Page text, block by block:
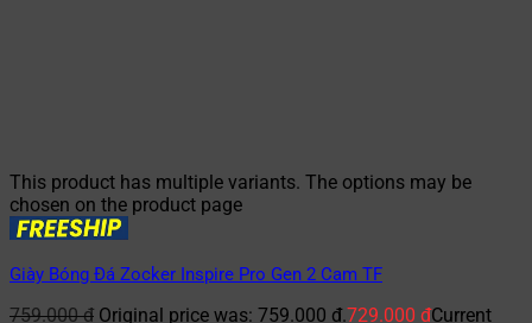
This product has multiple variants. The options may be
chosen on the product page
Giày Bóng Đá Zocker Inspire Pro Gen 2 Cam TF
759.000₫ Original price was: 759.000 ₫.729.000 ₫Current